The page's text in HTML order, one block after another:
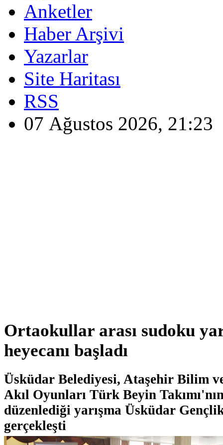
Anketler
Haber Arşivi
Yazarlar
Site Haritası
RSS
07 Ağustos 2026, 21:23
Ortaokullar arası sudoku
heyecanı başladı
Üsküdar Belediyesi, Ataşehir Bilim
Akıl Oyunları Türk Beyin
düzenlediği yarışma Üsküdar
gerçekleşti